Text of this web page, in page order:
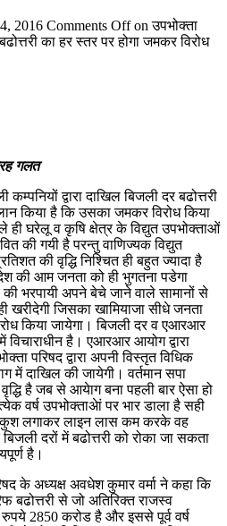
2016 Comments Offon उपभोक्ता
का हर स्तर पर होगा जमकर विरोध
गलत
द्वारा दाखिल बिजली दर बढोत्तरी
किया है कि उसका जमकर विरोध किया
ही घरेलू व कृषि क्षेत्र के विद्युत उपभोक्ताओं
की गयी है परन्तु वाणिज्यक विद्युत
की वृद्धि निश्चित ही बहुत ज्यादा है
की आम जनता को ही भुगतना पडेगा
की भरपायी अपने बेचे जाने वाले सामानों से
जिसका खामियाजा सीधे जनता
किया जायेगा। बिजली दर व एआरआर
है। एआरआर आयोग द्वारा
परिषद द्वारा अपनी विस्तृत विधिक
में दाखिल की जायेगी। वर्तमान सपा
है जब से आयेाग बना पहली बार ऐसा हो
वर्ष उपभोक्ताअेां पर भार डाला है सही
लगाकर लाइन लास कम करके वह
दरों में बढोत्तरी को रोका जा सकता
है।
के अध्यक्ष अवधेश कुमार वर्मा ने कहा कि
बढोत्तरी से जो अतिरिक्त राजस्व
2850 करोड है और इससे पूर्व वर्ष